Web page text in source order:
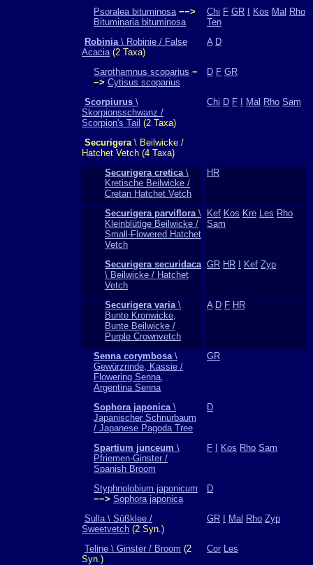
Psoralea bituminosa −−>
Bituminaria bituminosa
Chi F GR Kos Mal Rho
Ten
Robinia\ Robinie / False
Acacia(2 Taxa)
A D
Sarothamnus scoparius −
−> Cytisus scoparius
D F GR
Scorpiurus \
Skorpionsschwanz /
Scorpion's Tail (2 Taxa)
Chi D F Mal Rho Sam
Securigera\ Beilwicke /
Hatchet Vetch (4 Taxa)
Securigera cretica\
Kretische Beilwicke /
Cretan Hatchet Vetch
HR
Securigera parviflora\
Kleinblütige Beilwicke /
Small-Flowered Hatchet
Vetch
Kef Kos Kre Les Rho
Sam
Securigera securidaca
\ Beilwicke / Hatchet
Vetch
GR HR Kef Zyp
Securigera varia\
Bunte Kronwicke,
Bunte Beilwicke /
Purple Crownvetch
A D F HR
Senna corymbosa\
Gewürzrinde, Kassie /
Flowering Senna,
Argentina Senna
GR
Sophora japonica\
Japanischer Schnurbaum
/ Japanese Pagoda Tree
D
Spartium junceum \
Pfriemen-Ginster /
Spanish Broom
F Kos Rho Sam
Styphnolobium japonicum
−−> Sophora japonica
D
Sulla \ Süßklee /
Sweetvetch (2 Syn.)
GR Mal Rho Zyp
Teline \ Ginster / Broom (2
Syn.)
Cor Les